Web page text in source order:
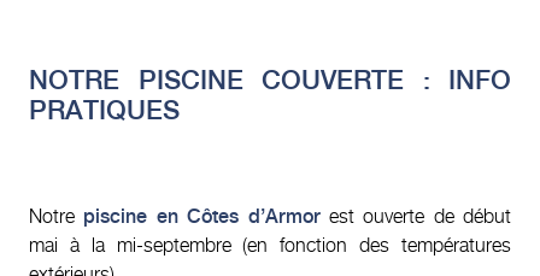
NOTRE PISCINE COUVERTE : INFO
PRATIQUES
Notre piscine en Côtes d’Armorest ouverte de début
mai à la mi-septembre (en fonction des températures